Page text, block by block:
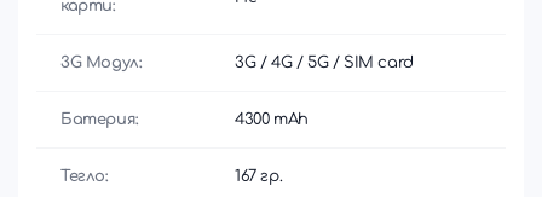
карти:
3G Модул: 3G / 4G / 5G / SIM card
Батерия: 4300 mAh
Тегло: 167 гр.